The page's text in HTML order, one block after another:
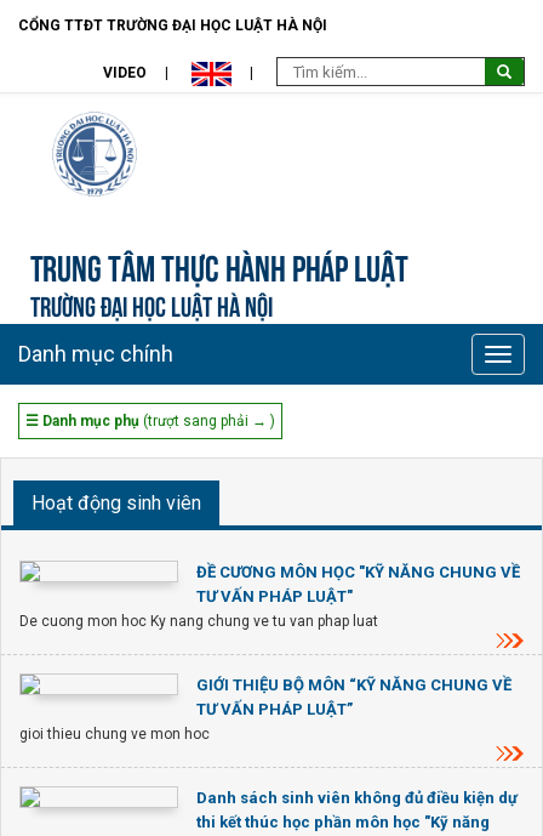
CỔNG TTĐT TRƯỜNG ĐẠI HỌC LUẬT HÀ NỘI
VIDEO
Trung tâm Thực hành pháp luật
TRƯỜNG ĐẠI HỌC LUẬT HÀ NỘI
Toggle
Danh mục chính
☰ Danh mục phụ (trượt sang phải → )
Hoạt động sinh viên
ĐỀ CƯƠNG MÔN HỌC "KỸ NĂNG CHUNG VỀ
TƯ VẤN PHÁP LUẬT"
De cuong mon hoc Ky nang chung ve tu van phap luat
GIỚI THIỆU BỘ MÔN “KỸ NĂNG CHUNG VỀ
TƯ VẤN PHÁP LUẬT”
gioi thieu chung ve mon hoc
Danh sách sinh viên không đủ điều kiện dự
thi kết thúc học phần môn học "Kỹ năng